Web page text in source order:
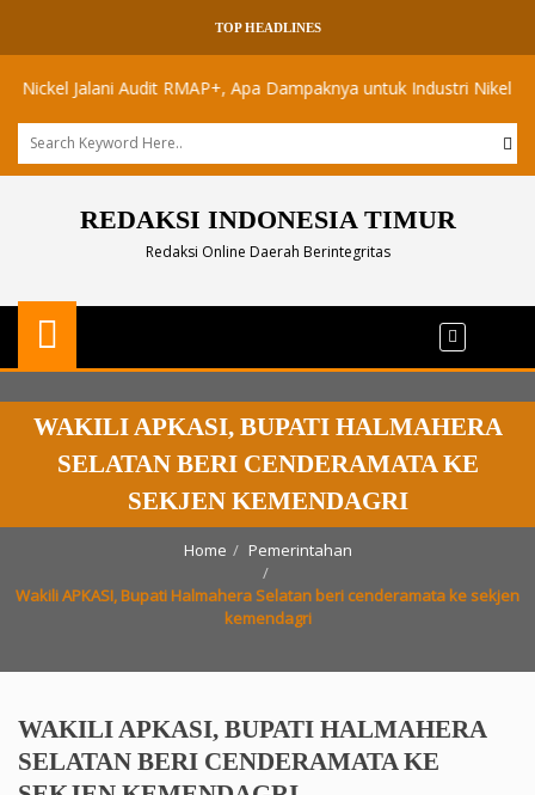
TOP HEADLINES
Jalani Audit RMAP+, Apa Dampaknya untuk Industri Nikel Maluku
REDAKSI INDONESIA TIMUR
Redaksi Online Daerah Berintegritas
WAKILI APKASI, BUPATI HALMAHERA
SELATAN BERI CENDERAMATA KE
SEKJEN KEMENDAGRI
Home Pemerintahan
Wakili APKASI, Bupati Halmahera Selatan beri cenderamata ke sekjen
kemendagri
WAKILI APKASI, BUPATI HALMAHERA
SELATAN BERI CENDERAMATA KE